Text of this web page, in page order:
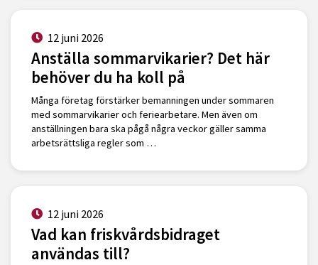
12 juni 2026
Anställa sommarvikarier? Det här
behöver du ha koll på
Många företag förstärker bemanningen under sommaren
med sommarvikarier och feriearbetare. Men även om
anställningen bara ska pågå några veckor gäller samma
arbetsrättsliga regler som …
12 juni 2026
Vad kan friskvårdsbidraget
användas till?